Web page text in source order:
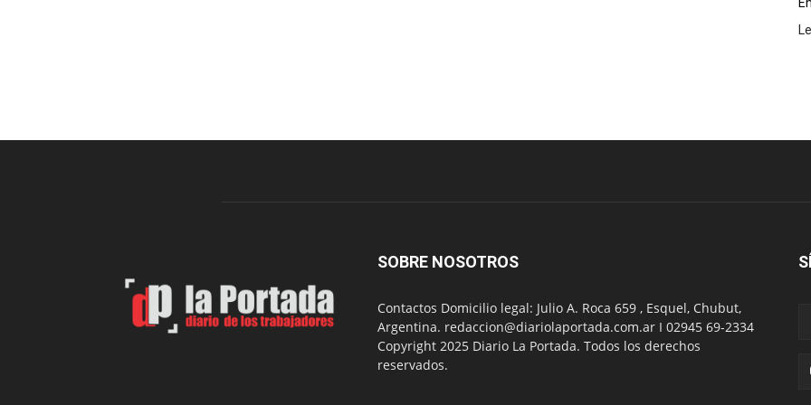
SOBRE NOSOTROS
Contactos Domicilio legal: Julio A. Roca 659 , Esquel, Chubut,
Argentina. redaccion@diariolaportada.com.ar I 02945 69-2334
Copyright 2025 Diario La Portada. Todos los derechos
reservados.